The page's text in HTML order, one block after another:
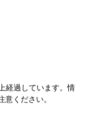
経過しています。情
ください。